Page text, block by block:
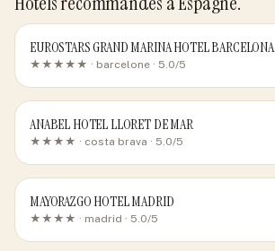
EUROSTARS GRAND MARINA HOTEL BARCELONA
★★★★★ · barcelone · 5.0/5
ANABEL HOTEL LLORET DE MAR
★★★★ · costa brava · 5.0/5
MAYORAZGO HOTEL MADRID
★★★★ · madrid · 5.0/5